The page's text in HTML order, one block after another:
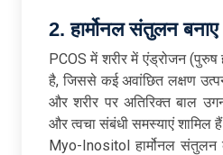
2. हार्मोनल संतुलन
PCOS में शरीर में एंड्रोजन (पुरुष
है, जिससे कई अवांछित लक्षण
और शरीर पर अतिरिक्त बाल
और त्वचा संबंधी समस्याएं शामिल
Myo-Inositol हार्मोनल संतुलन